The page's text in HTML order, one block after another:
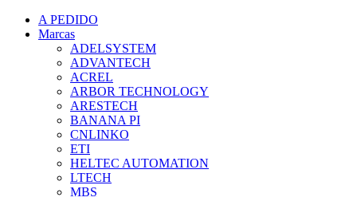
A PEDIDO
Marcas
ADELSYSTEM
ADVANTECH
ACREL
ARBOR TECHNOLOGY
ARESTECH
BANANA PI
CNLINKO
ETI
HELTEC AUTOMATION
LTECH
MBS